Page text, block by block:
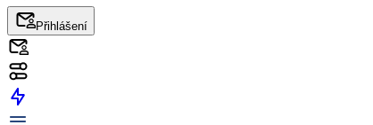
Přihlášení